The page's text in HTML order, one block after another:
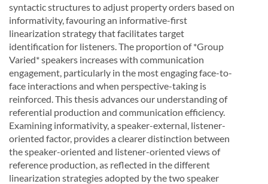
syntactic structures to adjust property orders based on
informativity, favouring an informative-first
linearization strategy that facilitates target
identification for listeners. The proportion of *Group
Varied* speakers increases with communication
engagement, particularly in the most engaging face-to-
face interactions and when perspective-taking is
reinforced. This thesis advances our understanding of
referential production and communication efficiency.
Examining informativity, a speaker-external, listener-
oriented factor, provides a clearer distinction between
the speaker-oriented and listener-oriented views of
reference production, as reflected in the different
linearization strategies adopted by the two speaker